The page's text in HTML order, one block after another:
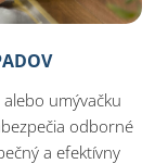
umývačku
odborné
a efektívny